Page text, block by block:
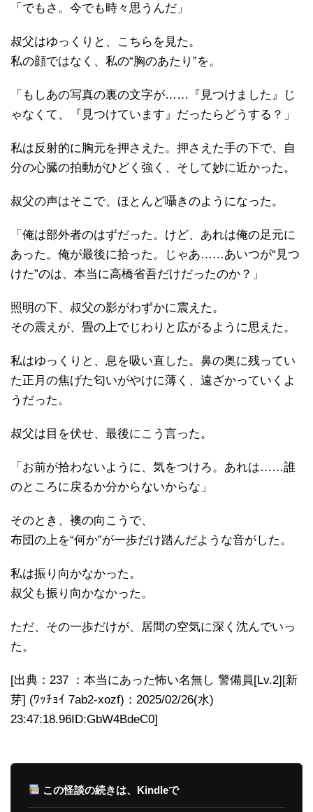
「でもさ。今でも時々思うんだ」
叔父はゆっくりと、こちらを見た。
私の顔ではなく、私の“胸のあたり”を。
「もしあの写真の裏の文字が……『見つけました』じ
ゃなくて、『見つけています』だったらどうする？」
私は反射的に胸元を押さえた。押さえた手の下で、自
分の心臓の拍動がひどく強く、そして妙に近かった。
叔父の声はそこで、ほとんど囁きのようになった。
「俺は部外者のはずだった。けど、あれは俺の足元に
あった。俺が最後に拾った。じゃあ……あいつが“見つ
けた”のは、本当に高橋省吾だけだったのか？」
照明の下、叔父の影がわずかに震えた。
その震えが、畳の上でじわりと広がるように思えた。
私はゆっくりと、息を吸い直した。鼻の奥に残ってい
た正月の焦げた匂いがやけに薄く、遠ざかっていくよ
うだった。
叔父は目を伏せ、最後にこう言った。
「お前が拾わないように、気をつけろ。あれは……誰
のところに戻るか分からないからな」
そのとき、襖の向こうで、
布団の上を“何か”が一歩だけ踏んだような音がした。
私は振り向かなかった。
叔父も振り向かなかった。
ただ、その一歩だけが、居間の空気に深く沈んでいっ
た。
[出典：237 ：本当にあった怖い名無し 警備員[Lv.2][新
芽] (ﾜｯﾁｮｲ 7ab2-xozf)：2025/02/26(水)
23:47:18.96ID:GbW4BdeC0]
この怪談の続きは、Kindleで